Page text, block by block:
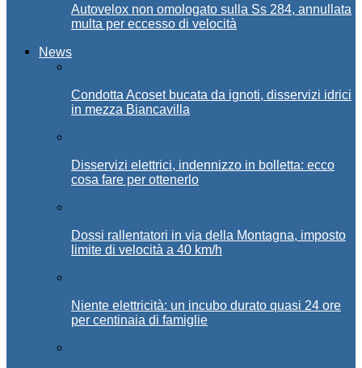
Autovelox non omologato sulla Ss 284, annullata
multa per eccesso di velocità
News
Condotta Acoset bucata da ignoti, disservizi idrici
in mezza Biancavilla
Disservizi elettrici, indennizzo in bolletta: ecco
cosa fare per ottenerlo
Dossi rallentatori in via della Montagna, imposto
limite di velocità a 40 km/h
Niente elettricità: un incubo durato quasi 24 ore
per centinaia di famiglie